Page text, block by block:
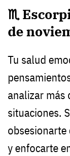
♏
de
Tu salud
analizar más
situaciones.
y enfocarte